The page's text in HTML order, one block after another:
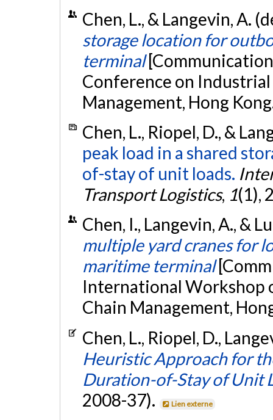
Chen, L., & Langevin, A.
storage location for
terminal
Conference on
Management, Hong
Chen, L., Riopel, D., &
peak load in a shared
of-stay of unit loads.
Transport Logistics, 1(1),
Chen, I., Langevin, A., &
multiple yard cranes for
maritime terminal
International Workshop
Chain Management,
Chen, L., Riopel, D.,
Heuristic Approach for
Duration-of-Stay of Unit
2008-37).
Lien externe